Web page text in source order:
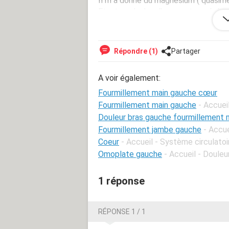
Etant quelqu'un d'assez stressé dans
Je comprend que ca fasse peur et
situation...
COURAGE a vous tous !
Répondre (1) Partager
A voir également:
Fourmillement main gauche cœur
Fourmillement main gauche -
Douleur bras gauche fourmillement
Fourmillement jambe gauche -
Coeur - Accueil - Système
Omoplate gauche - Accueil -
1 réponse
RÉPONSE 1 / 1